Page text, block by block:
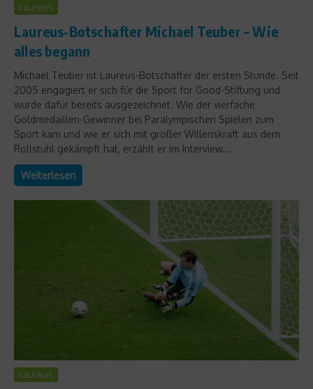
Laureus
Laureus-Botschafter Michael Teuber – Wie
alles begann
Michael Teuber ist Laureus-Botschafter der ersten Stunde. Seit
2005 engagiert er sich für die Sport for Good-Stiftung und
wurde dafür bereits ausgezeichnet. Wie der vierfache
Goldmedaillen-Gewinner bei Paralympischen Spielen zum
Sport kam und wie er sich mit großer Willenskraft aus dem
Rollstuhl gekämpft hat, erzählt er im Interview....
Weiterlesen
Laureus